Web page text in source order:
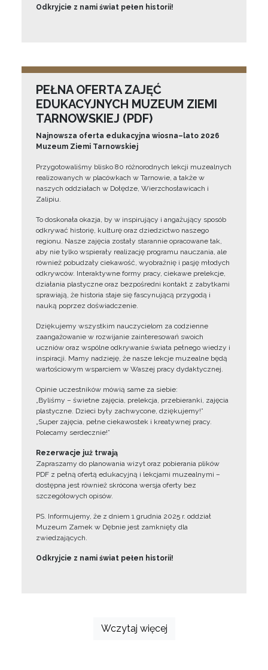
Odkryjcie z nami świat pełen historii!
PEŁNA OFERTA ZAJĘĆ
EDUKACYJNYCH MUZEUM ZIEMI
TARNOWSKIEJ (PDF)
Najnowsza oferta edukacyjna wiosna–lato 2026
Muzeum Ziemi Tarnowskiej
Przygotowaliśmy blisko 80 różnorodnych lekcji muzealnych
realizowanych w placówkach w Tarnowie, a także w
naszych oddziałach w Dołędze, Wierzchosławicach i
Zalipiu.
To doskonała okazja, by w inspirujący i angażujący sposób
odkrywać historię, kulturę oraz dziedzictwo naszego
regionu. Nasze zajęcia zostały starannie opracowane tak,
aby nie tylko wspierały realizację programu nauczania, ale
również pobudzały ciekawość, wyobraźnię i pasję młodych
odkrywców. Interaktywne formy pracy, ciekawe prelekcje,
działania plastyczne oraz bezpośredni kontakt z zabytkami
sprawiają, że historia staje się fascynującą przygodą i
nauką poprzez doświadczenie.
Dziękujemy wszystkim nauczycielom za codzienne
zaangażowanie w rozwijanie zainteresowań swoich
uczniów oraz wspólne odkrywanie świata pełnego wiedzy i
inspiracji. Mamy nadzieję, że nasze lekcje muzealne będą
wartościowym wsparciem w Waszej pracy dydaktycznej.
Opinie uczestników mówią same za siebie:
„Byliśmy – świetne zajęcia, prelekcja, przebieranki, zajęcia
plastyczne. Dzieci były zachwycone, dziękujemy!”
„Super zajęcia, pełne ciekawostek i kreatywnej pracy.
Polecamy serdecznie!”
Rezerwacje już trwają
Zapraszamy do planowania wizyt oraz pobierania plików
PDF z pełną ofertą edukacyjną i lekcjami muzealnymi –
dostępna jest również skrócona wersja oferty bez
szczegółowych opisów.
PS. Informujemy, że z dniem 1 grudnia 2025 r. oddział
Muzeum Zamek w Dębnie jest zamknięty dla
zwiedzających.
Odkryjcie z nami świat pełen historii!
Wczytaj więcej